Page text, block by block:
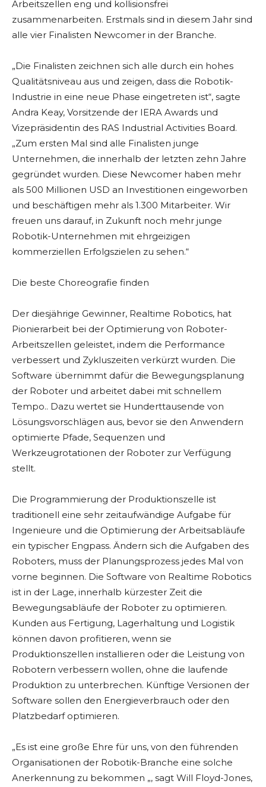
Arbeitszellen eng und kollisionsfrei
zusammenarbeiten. Erstmals sind in diesem Jahr sind
alle vier Finalisten Newcomer in der Branche.
„Die Finalisten zeichnen sich alle durch ein hohes
Qualitätsniveau aus und zeigen, dass die Robotik-
Industrie in eine neue Phase eingetreten ist“, sagte
Andra Keay, Vorsitzende der IERA Awards und
Vizepräsidentin des RAS Industrial Activities Board.
„Zum ersten Mal sind alle Finalisten junge
Unternehmen, die innerhalb der letzten zehn Jahre
gegründet wurden. Diese Newcomer haben mehr
als 500 Millionen USD an Investitionen eingeworben
und beschäftigen mehr als 1.300 Mitarbeiter. Wir
freuen uns darauf, in Zukunft noch mehr junge
Robotik-Unternehmen mit ehrgeizigen
kommerziellen Erfolgszielen zu sehen.“
Die beste Choreografie finden
Der diesjährige Gewinner, Realtime Robotics, hat
Pionierarbeit bei der Optimierung von Roboter-
Arbeitszellen geleistet, indem die Performance
verbessert und Zykluszeiten verkürzt wurden. Die
Software übernimmt dafür die Bewegungsplanung
der Roboter und arbeitet dabei mit schnellem
Tempo.. Dazu wertet sie Hunderttausende von
Lösungsvorschlägen aus, bevor sie den Anwendern
optimierte Pfade, Sequenzen und
Werkzeugrotationen der Roboter zur Verfügung
stellt.
Die Programmierung der Produktionszelle ist
traditionell eine sehr zeitaufwändige Aufgabe für
Ingenieure und die Optimierung der Arbeitsabläufe
ein typischer Engpass. Ändern sich die Aufgaben des
Roboters, muss der Planungsprozess jedes Mal von
vorne beginnen. Die Software von Realtime Robotics
ist in der Lage, innerhalb kürzester Zeit die
Bewegungsabläufe der Roboter zu optimieren.
Kunden aus Fertigung, Lagerhaltung und Logistik
können davon profitieren, wenn sie
Produktionszellen installieren oder die Leistung von
Robotern verbessern wollen, ohne die laufende
Produktion zu unterbrechen. Künftige Versionen der
Software sollen den Energieverbrauch oder den
Platzbedarf optimieren.
„Es ist eine große Ehre für uns, von den führenden
Organisationen der Robotik-Branche eine solche
Anerkennung zu bekommen „, sagt Will Floyd-Jones,